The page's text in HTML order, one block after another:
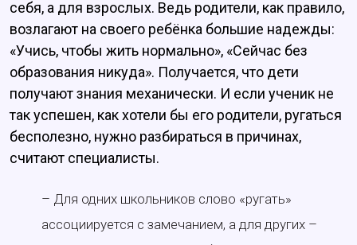
себя, а для взрослых. Ведь родители, как правило,
возлагают на своего ребёнка большие надежды:
«Учись, чтобы жить нормально», «Сейчас без
образования никуда». Получается, что дети
получают знания механически. И если ученик не
так успешен, как хотели бы его родители, ругаться
бесполезно, нужно разбираться в причинах,
считают специалисты.
– Для одних школьников слово «ругать»
ассоциируется с замечанием, а для других –